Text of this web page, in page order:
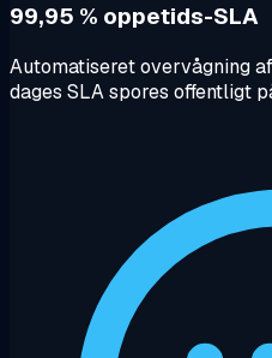
99,95 % oppetids-SLA
Automatiseret overvågning
dages SLA spores offentligt